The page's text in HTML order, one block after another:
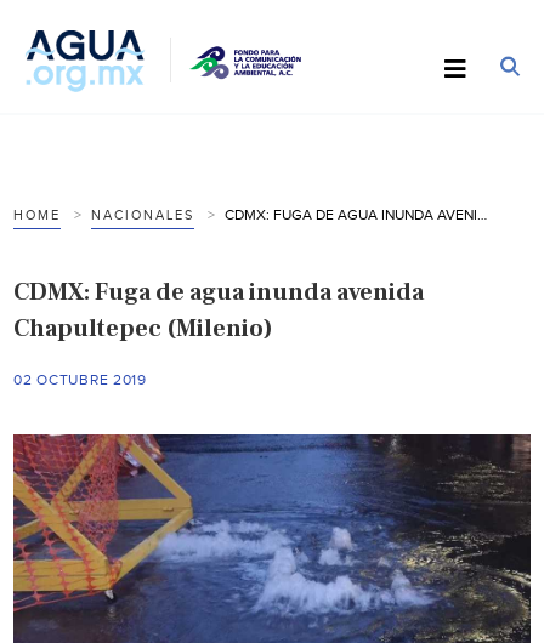
HOME NACIONALES
CDMX: Fuga de agua inunda avenida
Chapultepec (Milenio)
02 OCTUBRE 2019